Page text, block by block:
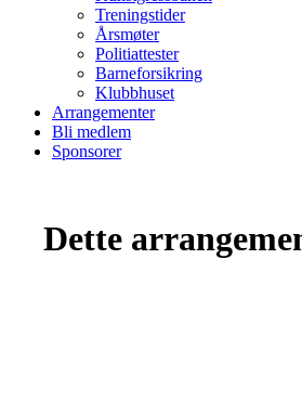
Treningstider
Årsmøter
Politiattester
Barneforsikring
Klubbhuset
Arrangementer
Bli medlem
Sponsorer
Dette